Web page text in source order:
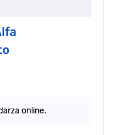
online.